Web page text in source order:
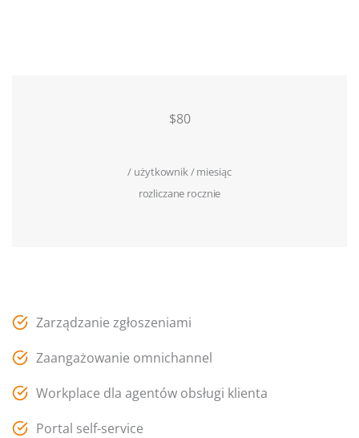
$80
/ użytkownik / miesiąc
rozliczane rocznie
Zarządzanie zgłoszeniami
Zaangażowanie omnichannel
Workplace dla agentów obsługi klienta
Portal self-service